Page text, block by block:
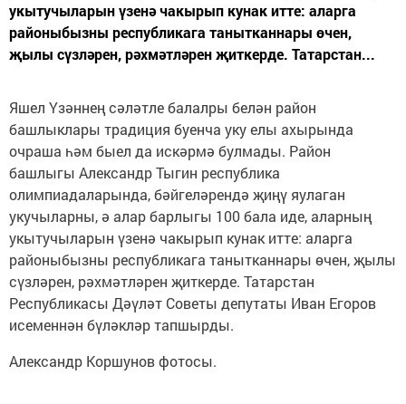
укытучыларын үзенә чакырып кунак итте: аларга
районыбызны республикага танытканнары өчен,
җылы сүзләрен, рәхмәтләрен җиткерде. Татарстан...
Яшел Үзәннең сәләтле балалры белән район
башлыклары традиция буенча уку елы ахырында
очраша һәм быел да искәрмә булмады. Район
башлыгы Александр Тыгин республика
олимпиадаларында, бәйгеләрендә җиңү яулаган
укучыларны, ә алар барлыгы 100 бала иде, аларның
укытучыларын үзенә чакырып кунак итте: аларга
районыбызны республикага танытканнары өчен, җылы
сүзләрен, рәхмәтләрен җиткерде. Татарстан
Республикасы Дәүләт Советы депутаты Иван Егоров
исеменнән бүләкләр тапшырды.
Александр Коршунов фотосы.